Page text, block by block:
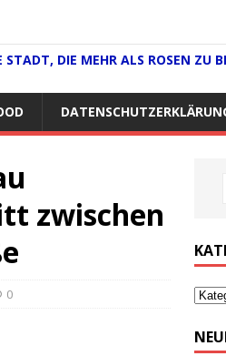
DIE MEHR ALS ROSEN ZU
zwischen
0